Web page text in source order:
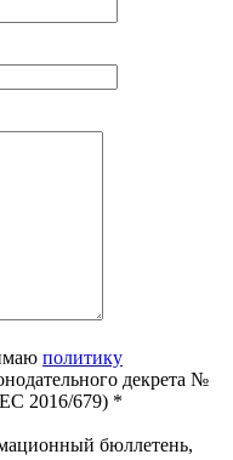
политику
декрета №
ЕС 2016/679) *
бюллетень,